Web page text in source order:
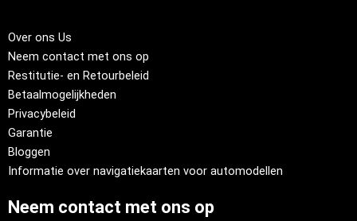
Over ons Us
Neem contact met ons op
Restitutie- en Retourbeleid
Betaalmogelijkheden
Privacybeleid
Garantie
Bloggen
Informatie over navigatiekaarten voor automodellen
Neem contact met ons op